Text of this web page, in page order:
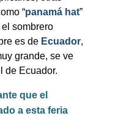
“panamá hat”
sombrero
es de Ecuador,
grande, se ve
de Ecuador.
que el
a esta feria